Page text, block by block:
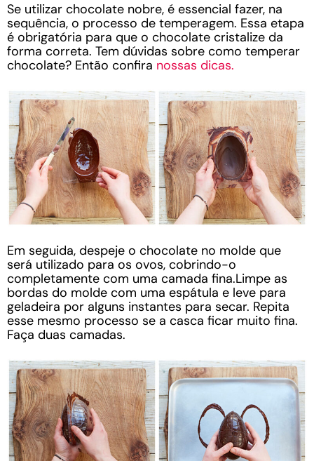
Se utilizar chocolate nobre, é essencial fazer, na
sequência, o processo de temperagem. Essa etapa
é obrigatória para que o chocolate cristalize da
forma correta. Tem dúvidas sobre como temperar
chocolate? Então confira nossas dicas.
Em seguida, despeje o chocolate no molde que
será utilizado para os ovos, cobrindo-o
completamente com uma camada fina.Limpe as
bordas do molde com uma espátula e leve para
geladeira por alguns instantes para secar. Repita
esse mesmo processo se a casca ficar muito fina.
Faça duas camadas.